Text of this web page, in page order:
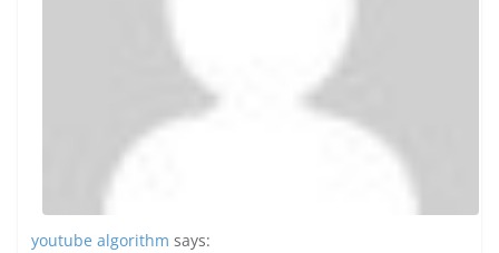
youtube algorithm says: